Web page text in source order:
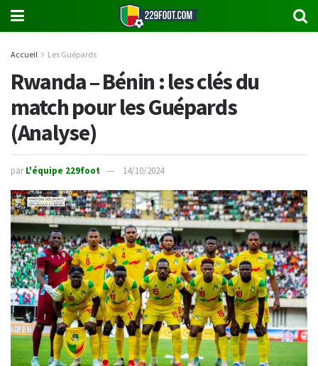
Accueil Les Guépards
Rwanda – Bénin : les clés du
match pour les Guépards
(Analyse)
par L'équipe 229foot 14/10/2024